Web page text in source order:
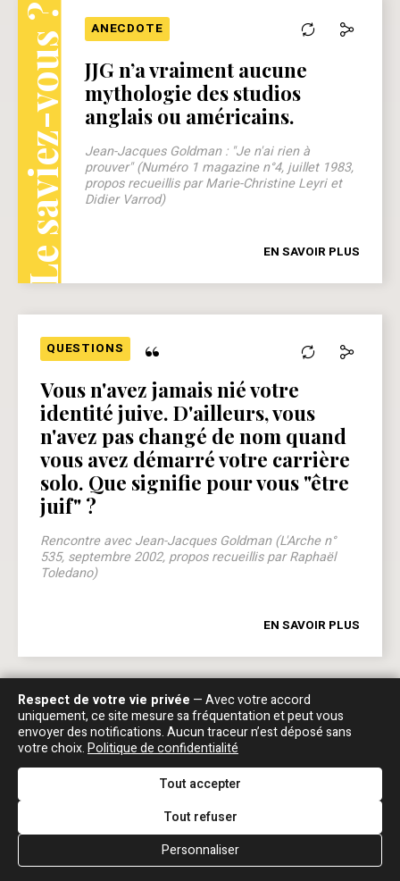
Le saviez-vous ? ANECDOTE
JJG n’a vraiment aucune
mythologie des studios
anglais ou américains.
Jean-Jacques Goldman : "Je n'ai rien à
prouver" (Numéro 1 magazine n°4, juillet 1983,
propos recueillis par Marie-Christine Leyri et
Didier Varrod)
EN SAVOIR PLUS
QUESTIONS “
Vous n'avez jamais nié votre
identité juive. D'ailleurs, vous
n'avez pas changé de nom quand
vous avez démarré votre carrière
solo. Que signifie pour vous "être
juif" ?
Rencontre avec Jean-Jacques Goldman (L'Arche n°
535, septembre 2002, propos recueillis par Raphaël
Toledano)
EN SAVOIR PLUS
LIVRES
Respect de votre vie privée — Avec votre accord
uniquement, ce site mesure sa fréquentation et peut vous
envoyer des notifications. Aucun traceur n’est déposé sans
votre choix.Politique de confidentialité
Tout accepter
Tout refuser
Personnaliser